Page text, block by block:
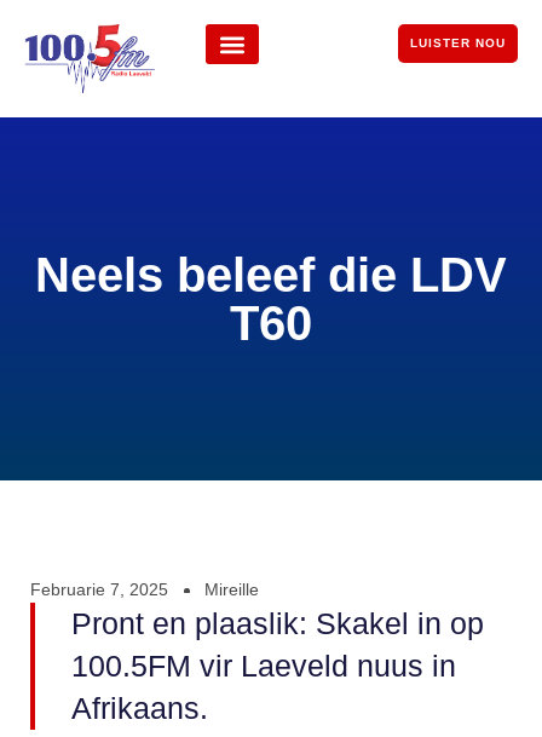
LUISTER NOU
Neels beleef die LDV
T60
Februarie 7, 2025 Mireille
Pront en plaaslik: Skakel in op
100.5FM vir Laeveld nuus in
Afrikaans.